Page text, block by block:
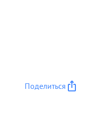
Поделиться